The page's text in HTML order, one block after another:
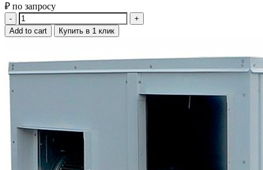
₽ по запросу
Quantity
Add to cart Купить в 1 клик